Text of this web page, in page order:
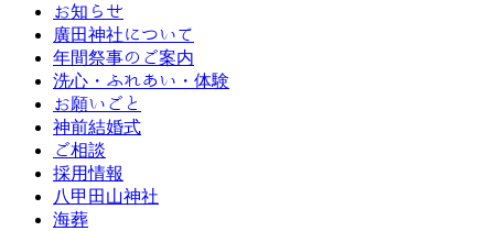
お知らせ
廣田神社について
年間祭事のご案内
洗心・ふれあい・体験
お願いごと
神前結婚式
ご相談
採用情報
八甲田山神社
海葬